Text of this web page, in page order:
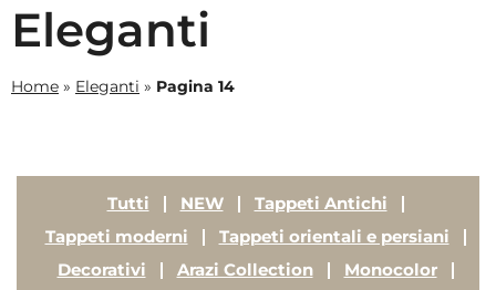
Eleganti
Home » Eleganti » Pagina 14
Tutti NEW
Tappeti Antichi
Tappeti moderni
Tappeti orientali e persiani
Decorativi
Arazi Collection
Monocolor